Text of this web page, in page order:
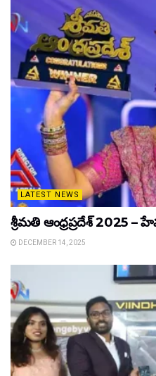
LATEST NEWS
శ్రీమతి ఆంధ్రప్రదేశ్ 2025 –
DECEMBER 14, 2025